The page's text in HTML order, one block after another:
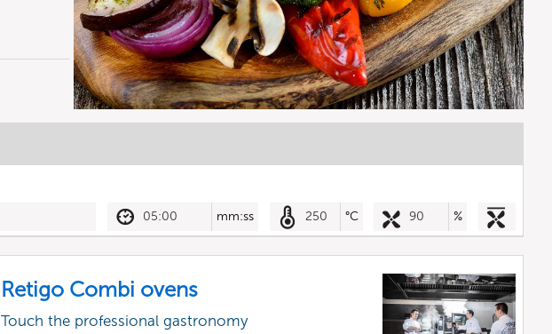
05:00 mm:ss 250 °C 90 %
Retigo Combi ovens
Touch the professional gastronomy